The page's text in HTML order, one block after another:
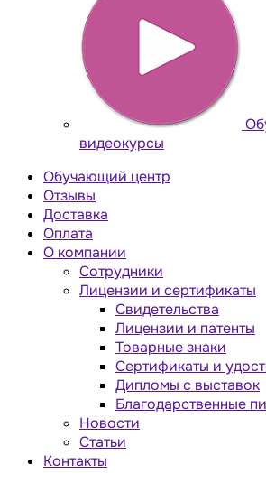
видеокурсы
Обучающий центр
Отзывы
Доставка
Оплата
О компании
Сотрудники
Лицензии и сертификаты
Свидетельства
Лицензии и патенты
Товарные знаки
Сертификаты и
Дипломы с выставок
Благодарственные
Новости
Статьи
Контакты